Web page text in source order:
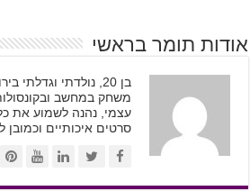
אודות תומר בראשי
בן 20, נולדתי וגדלתי
משחק במחשב
עצמי, נהנה לשמוע את
סרטים איכותיים